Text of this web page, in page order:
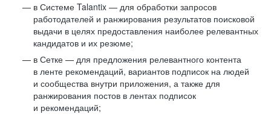
в Системе Talantix — для обработки запросов
работодателей и ранжирования результатов поисковой
выдачи в целях предоставления наиболее релевантных
кандидатов и их резюме;
в Сетке — для предложения релевантного контента
в ленте рекомендаций, вариантов подписок на людей
и сообщества внутри приложения, а также для
ранжирования постов в лентах подписок
и рекомендаций;